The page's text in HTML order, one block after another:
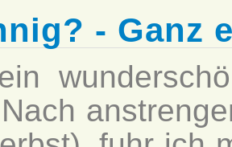
- Ganz